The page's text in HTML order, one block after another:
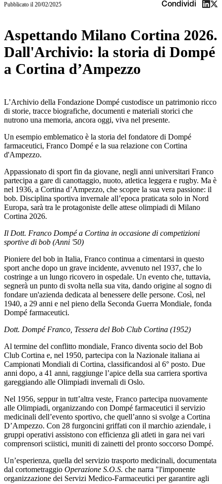
Pubblicato il 20/02/2025 Condividi
Aspettando Milano Cortina 2026.
Dall'Archivio: la storia di Dompé
a Cortina d’Ampezzo
L’Archivio della Fondazione Dompé custodisce un patrimonio ricco
di storie, tracce biografiche, documenti e materiali storici che
nutrono una memoria, ancora oggi, viva nel presente.
Un esempio emblematico è la storia del fondatore di Dompé
farmaceutici, Franco Dompé e la sua relazione con Cortina
d'Ampezzo.
Appassionato di sport fin da giovane, negli anni universitari Franco
partecipa a gare di canottaggio, nuoto, atletica leggera e rugby. Ma è
nel 1936, a Cortina d’Ampezzo, che scopre la sua vera passione: il
bob. Disciplina sportiva invernale all’epoca praticata solo in Nord
Europa, sarà tra le protagoniste delle attese olimpiadi di Milano
Cortina 2026.
Il Dott. Franco Dompé a Cortina in occasione di competizioni
sportive di bob (Anni '50)
Pioniere del bob in Italia, Franco continua a cimentarsi in questo
sport anche dopo un grave incidente, avvenuto nel 1937, che lo
costringe a un lungo ricovero in ospedale. Un evento che, tuttavia,
segnerà un punto di svolta nella sua vita, dando origine al sogno di
fondare un'azienda dedicata al benessere delle persone. Così, nel
1940, a 29 anni e nel pieno della Seconda Guerra Mondiale, fonda
Dompé farmaceutici.
Dott. Dompé Franco, Tessera del Bob Club Cortina (1952)
Al termine del conflitto mondiale, Franco diventa socio del Bob
Club Cortina e, nel 1950, partecipa con la Nazionale italiana ai
Campionati Mondiali di Cortina, classificandosi al 6° posto. Due
anni dopo, a 41 anni, raggiunge l’apice della sua carriera sportiva
gareggiando alle Olimpiadi invernali di Oslo.
Nel 1956, seppur in tutt’altra veste, Franco partecipa nuovamente
alle Olimpiadi, organizzando con Dompé farmaceutici il servizio
medicinali dell’evento sportivo, che quell’anno si svolge a Cortina
D’Ampezzo. Con 28 furgoncini griffati con il marchio aziendale, i
gruppi operativi assistono con efficienza gli atleti in gara nei vari
comprensori sciistici, muniti di zainetti del pronto soccorso Dompé.
Un’esperienza, quella del servizio trasporto medicinali, documentata
dal cortometraggio Operazione S.O.S. che narra "l'imponente
organizzazione dei Servizi Medico-Farmaceutici per garantire agli